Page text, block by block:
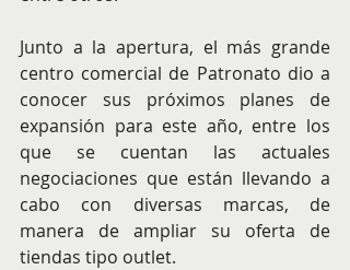
Junto a la apertura, el más grande
centro comercial de Patronato dio a
conocer sus próximos planes de
expansión para este año, entre los
que se cuentan las actuales
negociaciones que están llevando a
cabo con diversas marcas, de
manera de ampliar su oferta de
tiendas tipo outlet.